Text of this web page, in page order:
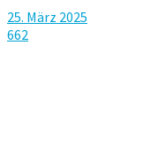
25. März 2025
662